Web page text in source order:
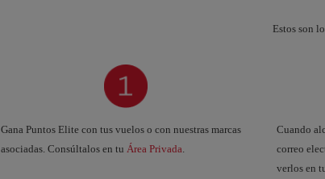
Estos son
Gana Puntos Elite con tus vuelos o con nuestras marcas
asociadas. Consúltalos en tu Área Privada
Cuando
correo
verlos en